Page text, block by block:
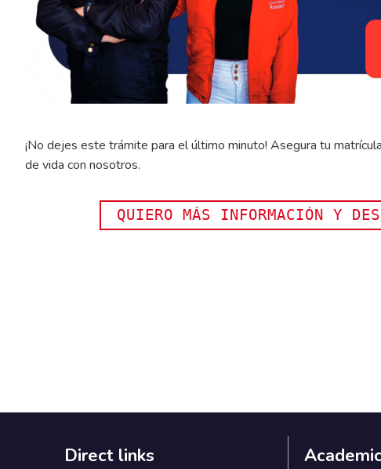
¡No dejes este trámite para el último minuto! Asegura tu
de vida con nosotros.
QUIERO MÁS INFORMACIÓN Y
Direct links